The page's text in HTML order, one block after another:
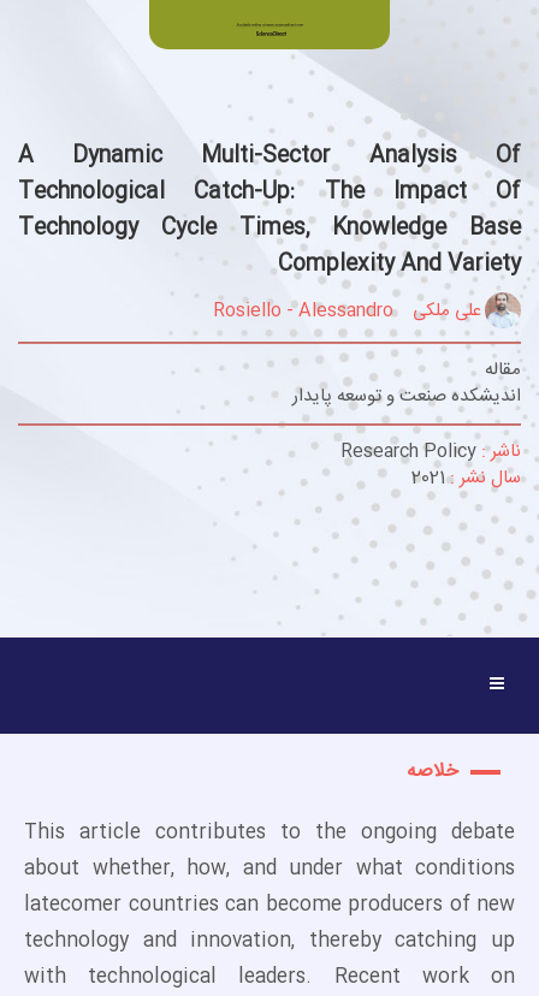
A Dynamic Multi-Sector Analysis Of
Technological Catch-Up: The Impact Of
Technology Cycle Times, Knowledge Base
Complexity And Variety
علی ملکی
Rosiello - Alessandro
مقاله
اندیشکده صنعت و توسعه پایدار
ناشر : Research Policy
سال نشر :2021
خلاصه
This article contributes to the ongoing debate
about whether, how, and under what conditions
latecomer countries can become producers of new
technology and innovation, thereby catching up
with technological leaders. Recent work on